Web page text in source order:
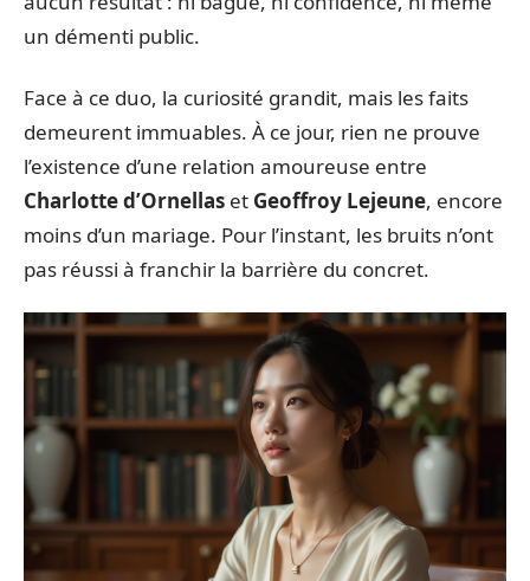
un démenti public.
Face à ce duo, la curiosité grandit, mais les faits
demeurent immuables. À ce jour, rien ne prouve
l’existence d’une relation amoureuse entre
Charlotte d’Ornellas et Geoffroy Lejeune, encore
moins d’un mariage. Pour l’instant, les bruits n’ont
pas réussi à franchir la barrière du concret.